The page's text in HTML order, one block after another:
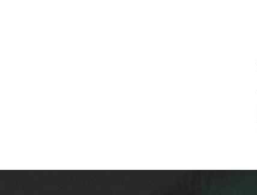
NAVEGAÇÃO